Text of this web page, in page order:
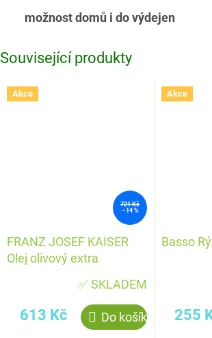
možnost domů i do výdejen
Související produkty
Akce
721 Kč
–14 %
FRANZ JOSEF KAISER
Olej olivový extra
✅ SKLADEM
613 Kč Do košíku
Akce
Basso
255